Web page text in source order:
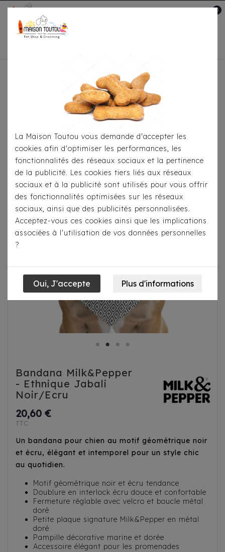
0
Accueil
Pour
Accessoires
Bandana Milk&Pepper -
Ethnique Jabali Noir/Ecru
Bandana Milk&Pepper
- Ethnique Jabali
Noir/Ecru
20,60 €
TTC
Un bandana pour chien au motif géométrique noir
et écru, élégant et intemporel pour un style chic
au quotidien.
Motif géométrique noir et écru tendance
Doublure en interlock écru douce et confortable
Fermeture réglable avec velcro et boucle métal
doré
Petite plaque signature Milk&Pepper en métal
doré
Pampille décorative marine et dorée
Accessoire élégant pour les promenades
La Maison Toutou vous demande d'accepter les
cookies afin d'optimiser les performances, les
fonctionnalités des réseaux sociaux et la pertinence
de la publicité. Les cookies tiers liés aux réseaux
sociaux et à la publicité sont utilisés pour vous offrir
des fonctionnalités optimisées sur les réseaux
sociaux, ainsi que des publicités personnalisées.
Acceptez-vous ces cookies ainsi que les implications
associées à l'utilisation de vos données personnelles
?